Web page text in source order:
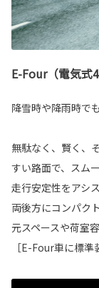
E-Four（電気式
降雪時や降雨時で
無駄なく、賢く、
すい路面で、スム
走行安定性をアシ
両後方にコンパク
元スペースや荷室
［E-Four車に標準